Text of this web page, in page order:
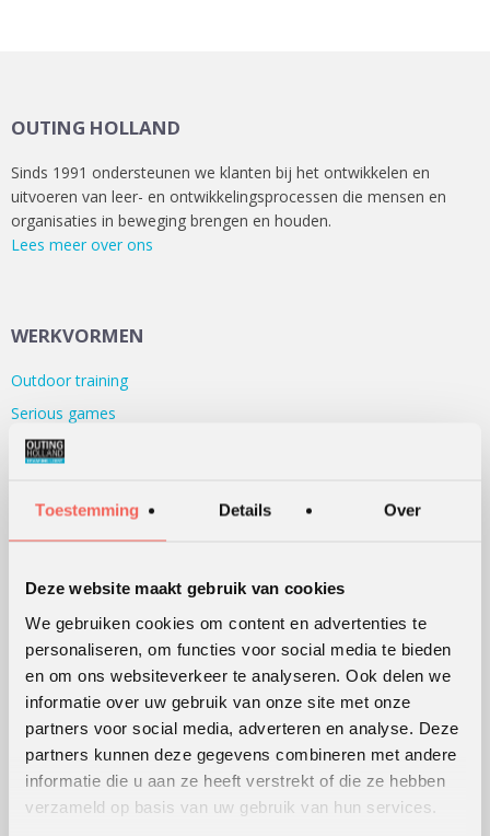
Toestemming Details Over
Deze website maakt gebruik van cookies
We gebruiken cookies om content en advertenties te
personaliseren, om functies voor social media te bieden
en om ons websiteverkeer te analyseren. Ook delen we
informatie over uw gebruik van onze site met onze
partners voor social media, adverteren en analyse. Deze
partners kunnen deze gegevens combineren met andere
informatie die u aan ze heeft verstrekt of die ze hebben
verzameld op basis van uw gebruik van hun services.
OUTING HOLLAND
Sinds 1991 ondersteunen we klanten bij het ontwikkelen en
uitvoeren van leer- en ontwikkelingsprocessen die mensen en
organisaties in beweging brengen en houden.
Lees meer over ons
WERKVORMEN
Outdoor training
Serious games
Teambuilding
Persoonlijke ontwikkeling
Alle werkvormen
KLANTWAARDERING
Lees de beoordelingen van verschillende klanten.
WERKWIJZE
Hoe wij werken